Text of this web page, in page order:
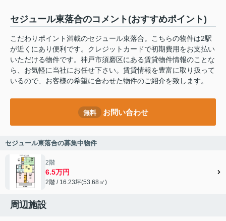
セジュール東落合のコメント(おすすめポイント)
こだわりポイント満載のセジュール東落合。こちらの物件は2駅
が近くにあり便利です。クレジットカードで初期費用をお支払い
いただける物件です。神戸市須磨区にある賃貸物件情報のことな
ら、お気軽に当社にお任せ下さい。賃貸情報を豊富に取り扱って
いるので、お客様の希望に合わせた物件のご紹介を致します。
無料 お問い合わせ
セジュール東落合の募集中物件
2階
6.5万円
2階 / 16.23坪(53.68㎡)
周辺施設